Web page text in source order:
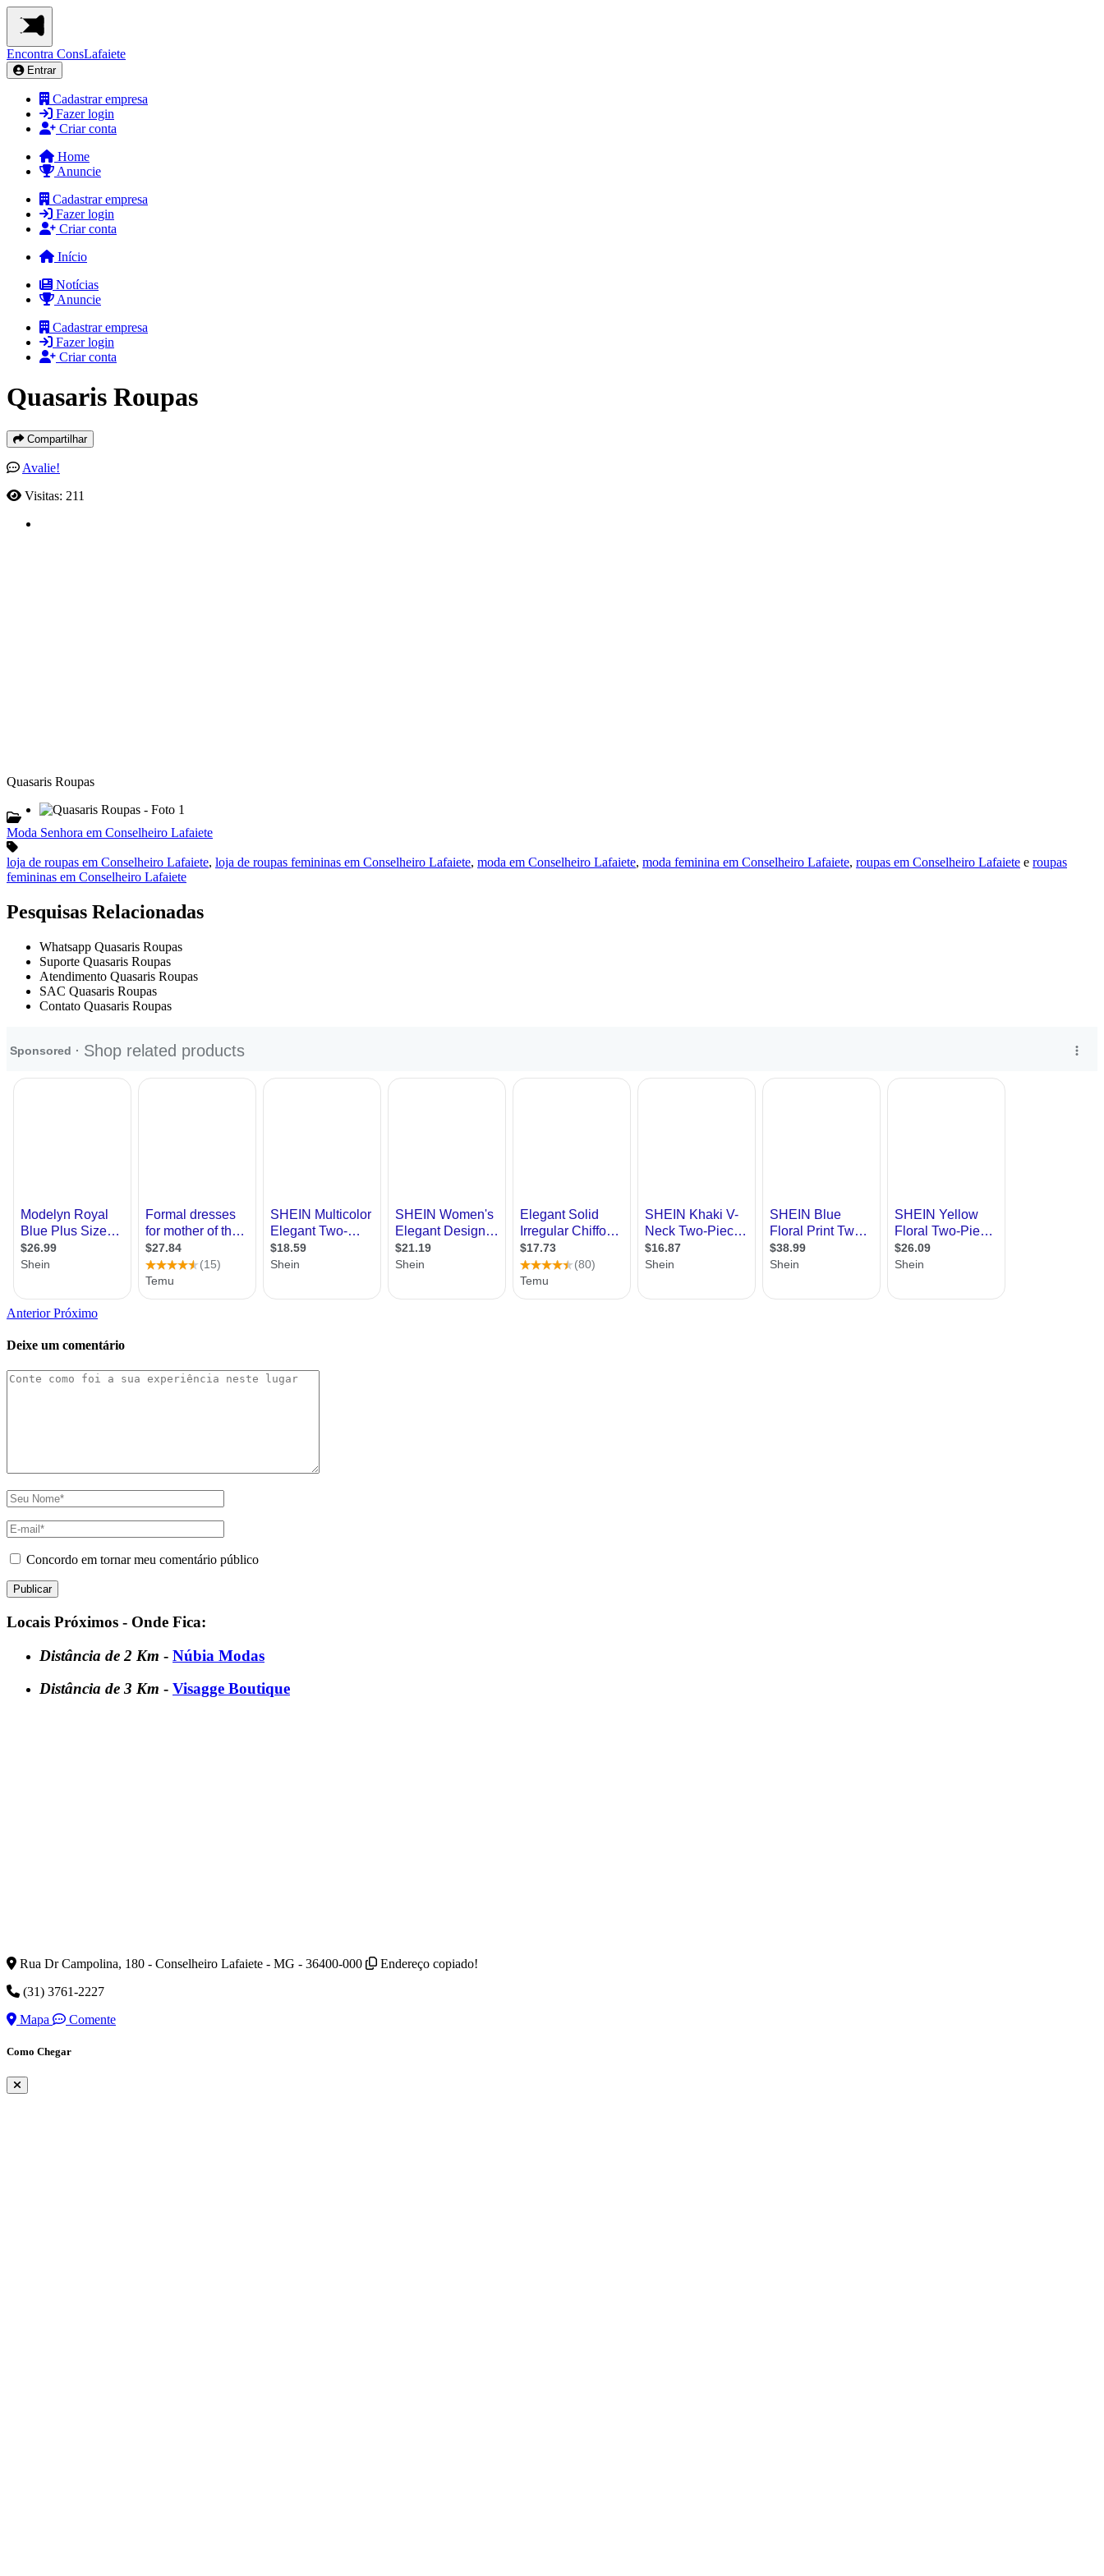
Encontra ConsLafaiete
Entrar
Cadastrar empresa
Fazer login
Criar conta
Home
Anuncie
Cadastrar empresa
Fazer login
Criar conta
Início
Notícias
Anuncie
Cadastrar empresa
Fazer login
Criar conta
Quasaris Roupas
Compartilhar
Avalie!
Visitas: 211
Quasaris Roupas
Moda Senhora em Conselheiro Lafaiete
loja de roupas em Conselheiro Lafaiete, loja de roupas femininas em Conselheiro Lafaiete, moda em Conselheiro Lafaiete, moda feminina em Conselheiro Lafaiete, roupas em Conselheiro Lafaiete e roupas
femininas em Conselheiro Lafaiete
Pesquisas Relacionadas
Whatsapp Quasaris Roupas
Suporte Quasaris Roupas
Atendimento Quasaris Roupas
SAC Quasaris Roupas
Contato Quasaris Roupas
AnteriorPróximo
Deixe um comentário
Concordo em tornar meu comentário público
Locais Próximos - Onde Fica:
Distância de 2 Km - Núbia Modas
Distância de 3 Km - Visagge Boutique
Rua Dr Campolina, 180 - Conselheiro Lafaiete - MG - 36400-000
Endereço copiado!
(31) 3761-2227
Mapa
Comente
Como Chegar